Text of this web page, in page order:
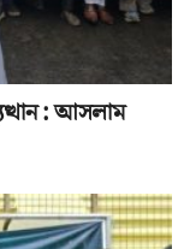
: আসলাম